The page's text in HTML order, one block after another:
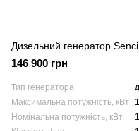
Дизельний генератор
146 900 грн
Тип генератора
Максимальна потужність, кВт
Номінальна потужність, кВт